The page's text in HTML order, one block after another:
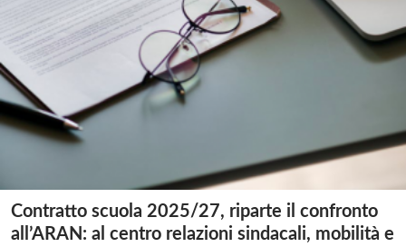
Contratto scuola 2025/27, riparte il confronto
all’ARAN: al centro relazioni sindacali, mobilità e